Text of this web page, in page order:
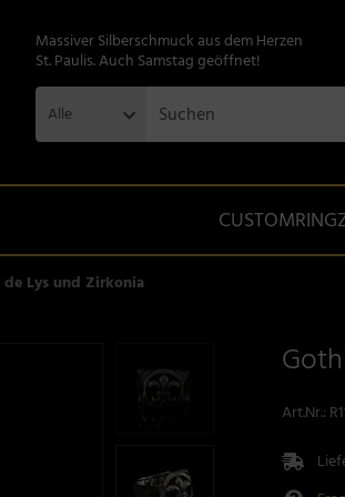
Massiver Silberschmuck aus dem Herzen
St. Paulis. Auch Samstag geöffnet!
Alle
Lys und Zirkonia
Art.Nr.: